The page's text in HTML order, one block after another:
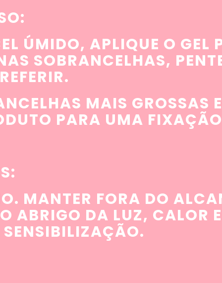
ÚMIDO, APLIQUE O GEL
SOBRANCELHAS,
MAIS GROSSAS
PARA UMA
MANTER FORA DO
ABRIGO DA LUZ, CALOR
SENSIBILIZAÇÃO.